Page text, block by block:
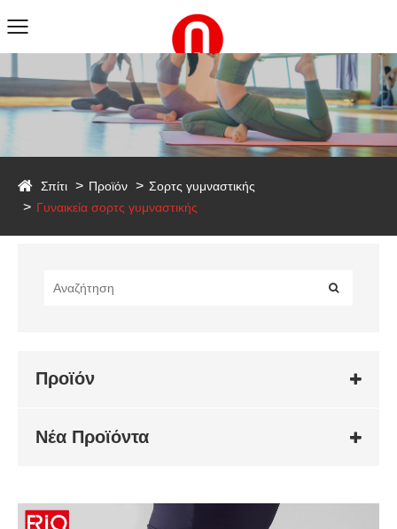
Σπίτι Προϊόν
Σορτς γυμναστικής
Γυναικεία σορτς γυμναστικής
Προϊόν
Νέα Προϊόντα